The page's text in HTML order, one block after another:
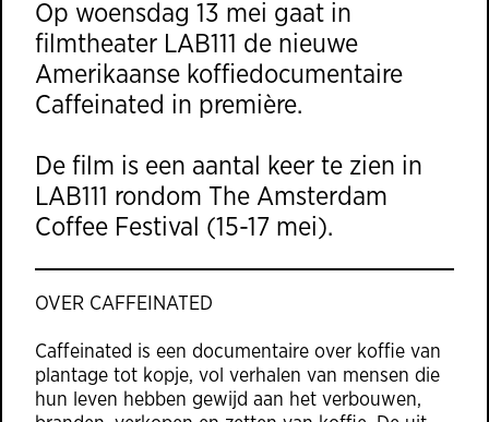
Op woensdag 13 mei gaat in
filmtheater LAB111 de nieuwe
Amerikaanse koffiedocumentaire
Caffeinated in première.
De film is een aantal keer te zien in
LAB111 rondom The Amsterdam
Coffee Festival (15-17 mei).
OVER CAFFEINATED
Caffeinated is een documentaire over koffie van
plantage tot kopje, vol verhalen van mensen die
hun leven hebben gewijd aan het verbouwen,